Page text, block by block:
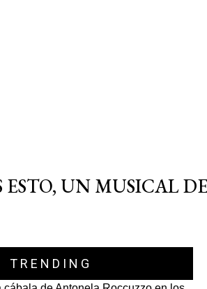
ESTO, UN MUSICAL
TRENDING